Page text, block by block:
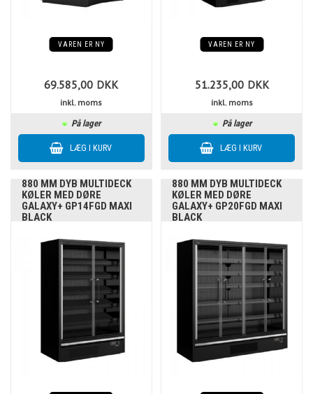
VAREN ER NY
69.585,00 DKK
inkl. moms
På lager
VAREN ER NY
51.235,00 DKK
inkl. moms
På lager
880 MM DYB MULTIDECK
KØLER MED DØRE
GALAXY+ GP14FGD MAXI
BLACK
880 MM DYB MULTIDECK
KØLER MED DØRE
GALAXY+ GP20FGD MAXI
BLACK